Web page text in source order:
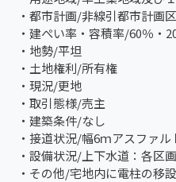
・都市計画/非線引都市計画
・建ぺい率・容積率/60％・
・地勢/平坦
・土地権利/所有権
・現況/更地
・取引態様/売主
・建築条件/なし
・接道状況/幅6ｍアスファル
・設備状況/上下水道：各区
・その他/宅地内に電柱の移